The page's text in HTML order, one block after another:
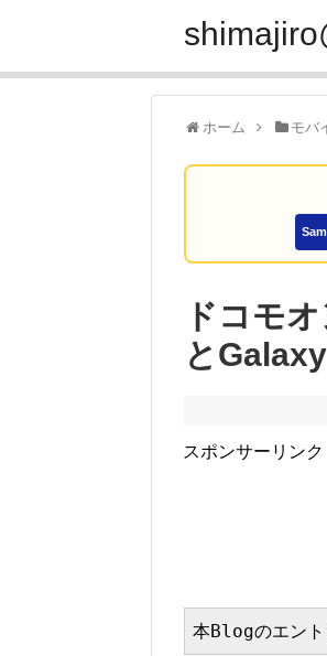
ホーム モバ
ドコモ
と
スポンサーリンク
本Blogのエント